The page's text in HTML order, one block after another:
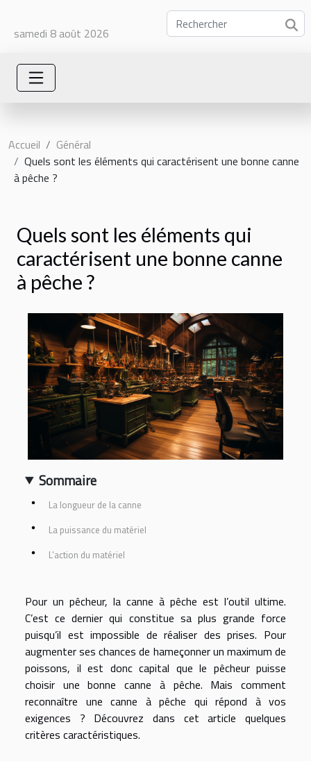
samedi 8 août 2026
Accueil
Général
Quels sont les éléments qui caractérisent une bonne canne
à pêche ?
Quels sont les éléments qui
caractérisent une bonne canne
à pêche ?
Sommaire
La longueur de la canne
La puissance du matériel
L’action du matériel
Pour un pêcheur, la canne à pêche est l’outil ultime.
C’est ce dernier qui constitue sa plus grande force
puisqu’il est impossible de réaliser des prises. Pour
augmenter ses chances de hameçonner un maximum de
poissons, il est donc capital que le pêcheur puisse
choisir une bonne canne à pêche. Mais comment
reconnaître une canne à pêche qui répond à vos
exigences ? Découvrez dans cet article quelques
critères caractéristiques.